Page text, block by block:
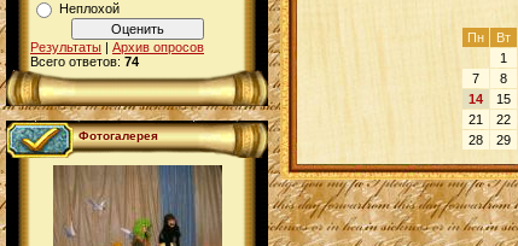
Неплохой
Результаты | Архив опросов
Всего ответов: 74
Фотогалерея
Пн
Вт
1
7
8
14
15
21
22
28
29